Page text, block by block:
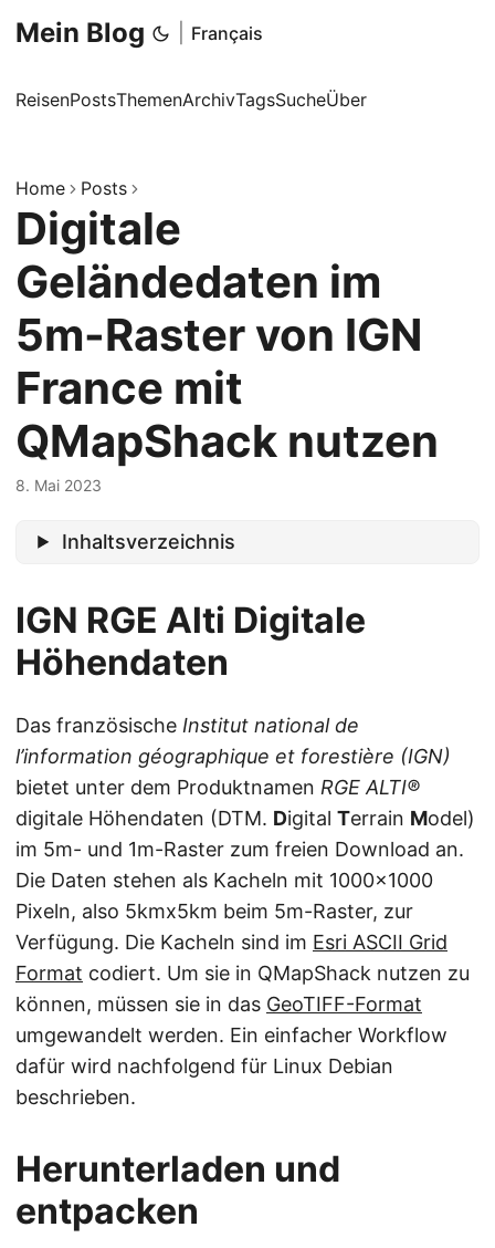
Mein Blog Français
ReisenPostsThemenArchivTagsSucheÜber
Home Posts
Digitale
Geländedaten im
5m-Raster von IGN
France mit
QMapShack nutzen
8. Mai 2023
Inhaltsverzeichnis
IGN RGE Alti Digitale
Höhendaten
Das französische Institut national de
l’information géographique et forestière (IGN)
bietet unter dem Produktnamen RGE ALTI®
digitale Höhendaten (DTM. Digital Terrain Model)
im 5m- und 1m-Raster zum freien Download an.
Die Daten stehen als Kacheln mit 1000x1000
Pixeln, also 5kmx5km beim 5m-Raster, zur
Verfügung. Die Kacheln sind im Esri ASCII Grid
Format codiert. Um sie in QMapShack nutzen zu
können, müssen sie in das GeoTIFF-Format
umgewandelt werden. Ein einfacher Workflow
dafür wird nachfolgend für Linux Debian
beschrieben.
Herunterladen und
entpacken